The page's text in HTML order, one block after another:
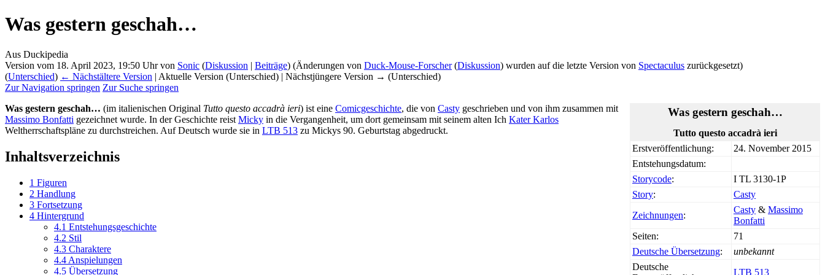
Was gestern geschah…
Aus Duckipedia
Version vom 18. April 2023, 19:50 Uhr von Sonic (Diskussion | Beiträge) (Änderungen von Duck-Mouse-Forscher(Diskussion) wurden auf die letzte Version von Spectaculus zurückgesetzt)
(Unterschied) ← Nächstältere Version | Aktuelle Version (Unterschied) | Nächstjüngere Version → (Unterschied)
Zur Navigation springen Zur Suche springen
Was gestern geschah…
Tutto questo accadrà ieri
Erstveröffentlichung:
24. November 2015
Entstehungsdatum:
Storycode:
I TL 3130-1P
Story:
Casty
Zeichnungen:
Casty & Massimo
Bonfatti
Seiten:
71
Deutsche Übersetzung:
unbekannt
Deutsche
LTB 513
Was gestern geschah… (im italienischen Original Tutto questo accadrà ieri) ist eine Comicgeschichte, die von Casty geschrieben und von ihm zusammen mit
Massimo Bonfatti gezeichnet wurde. In der Geschichte reist Micky in die Vergangenheit, um dort gemeinsam mit seinem alten Ich Kater Karlos
Weltherrschaftspläne zu durchstreichen. Auf Deutsch wurde sie in LTB 513 zu Mickys 90. Geburtstag abgedruckt.
Inhaltsverzeichnis
1 Figuren
2 Handlung
3 Fortsetzung
4 Hintergrund
4.1 Entstehungsgeschichte
4.2 Stil
4.3 Charaktere
4.4 Anspielungen
4.5 Übersetzung